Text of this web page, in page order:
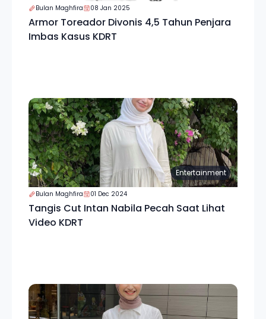
Bulan Maghfira 08 Jan 2025
Armor Toreador Divonis 4,5 Tahun Penjara
Imbas Kasus KDRT
Entertainment
Bulan Maghfira 01 Dec 2024
Tangis Cut Intan Nabila Pecah Saat Lihat
Video KDRT